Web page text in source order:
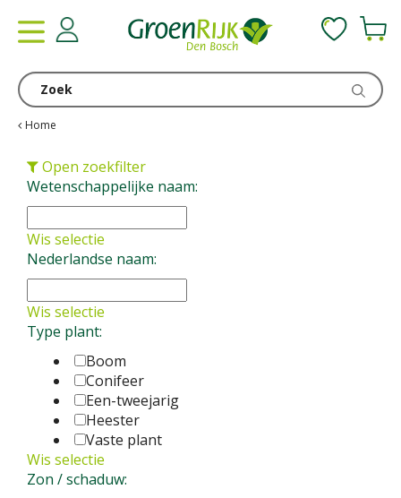
Home
Open zoekfilter
Wetenschappelijke naam:
Wis selectie
Nederlandse naam:
Wis selectie
Type plant:
Boom
Conifeer
Een-tweejarig
Heester
Vaste plant
Wis selectie
Zon / schaduw: